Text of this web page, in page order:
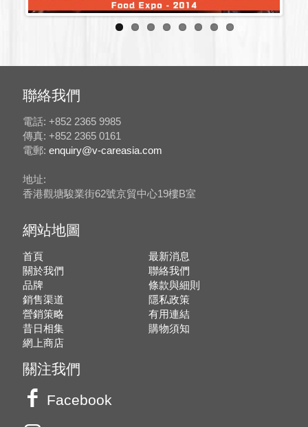
聯絡我們
電話: +852 2365 9985
傳真: +852 2365 0161
電郵: enquiry@v-careasia.com
地址:
香港觀塘駿業街62號京貿中心19樓B室
網站地圖
首頁
關於我們
品牌
銷售渠道
營銷策略
昔日相集
網上商店
最新消息
聯絡我們
條款與細則
隱私政策
有用連結
購物須知
關注我們
Facebook